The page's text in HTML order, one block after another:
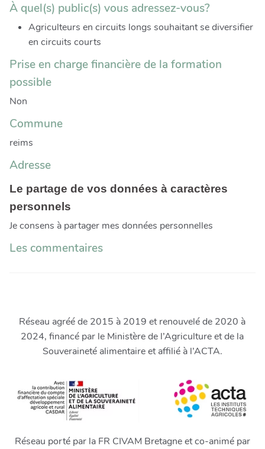
À quel(s) public(s) vous adressez-vous?
Agriculteurs en circuits longs souhaitant se diversifier
en circuits courts
Prise en charge financière de la formation
possible
Non
Commune
reims
Adresse
Le partage de vos données à caractères
personnels
Je consens à partager mes données personnelles
Les commentaires
Réseau agréé de 2015 à 2019 et renouvelé de 2020 à
2024, financé par le Ministère de l’Agriculture et de la
Souveraineté alimentaire et affilié à l’ACTA.
Réseau porté par la FR CIVAM Bretagne et co-animé par